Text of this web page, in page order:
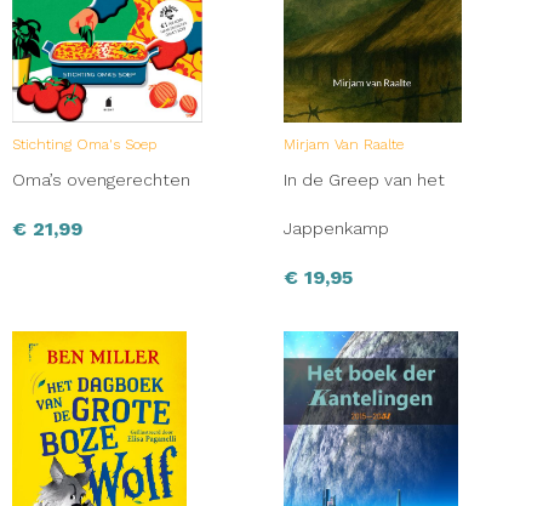
Stichting Oma's Soep
Oma’s ovengerechten
€ 21,99
Mirjam Van Raalte
In de Greep van het
Jappenkamp
€ 19,95